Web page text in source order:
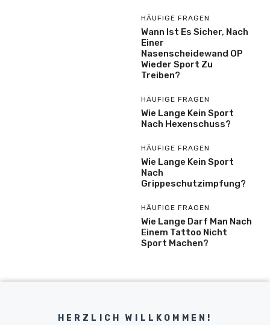
HÄUFIGE FRAGEN
Wann Ist Es Sicher, Nach
Einer
Nasenscheidewand OP
Wieder Sport Zu
Treiben?
HÄUFIGE FRAGEN
Wie Lange Kein Sport
Nach Hexenschuss?
HÄUFIGE FRAGEN
Wie Lange Kein Sport
Nach
Grippeschutzimpfung?
HÄUFIGE FRAGEN
Wie Lange Darf Man Nach
Einem Tattoo Nicht
Sport Machen?
HERZLICH WILLKOMMEN!